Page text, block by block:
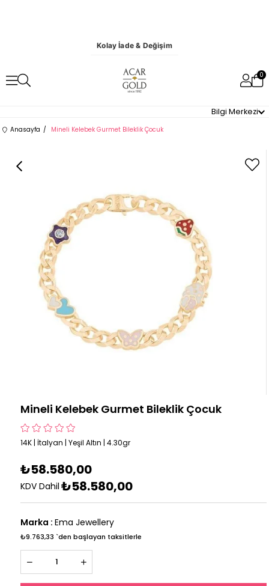
Kolay İade & Değişim
0
Bilgi Merkezi
Anasayfa Mineli Kelebek Gurmet Bileklik Çocuk
Mineli Kelebek Gurmet Bileklik Çocuk
14K | İtalyan | Yeşil Altın | 4.30gr
₺58.580,00
KDV Dahil ₺58.580,00
Marka : Ema Jewellery
₺9.763,33 `den başlayan taksitlerle